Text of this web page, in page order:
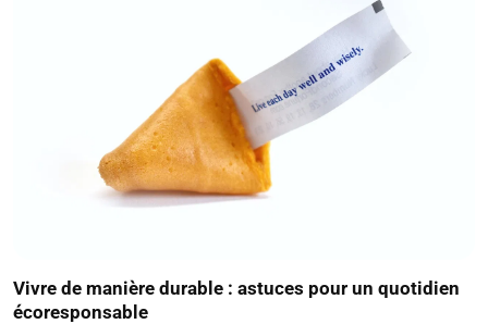
Vivre de manière durable : astuces pour un quotidien
écoresponsable